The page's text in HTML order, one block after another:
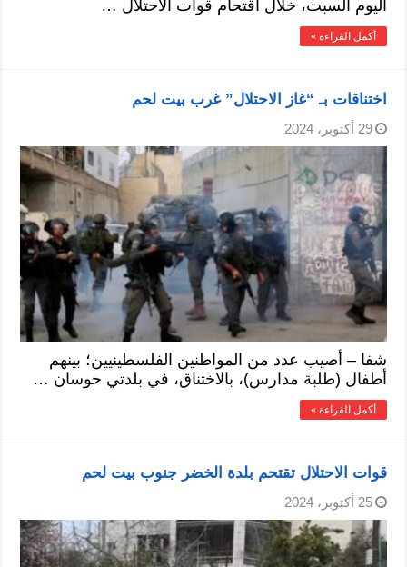
اليوم السبت، خلال اقتحام قوات الاحتلال …
أكمل القراءة »
اختناقات بـ “غاز الاحتلال” غرب بيت لحم
29 أكتوبر، 2024
شفا – أصيب عدد من المواطنين الفلسطينيين؛ بينهم
أطفال (طلبة مدارس)، بالاختناق، في بلدتي حوسان …
أكمل القراءة »
قوات الاحتلال تقتحم بلدة الخضر جنوب بيت لحم
25 أكتوبر، 2024